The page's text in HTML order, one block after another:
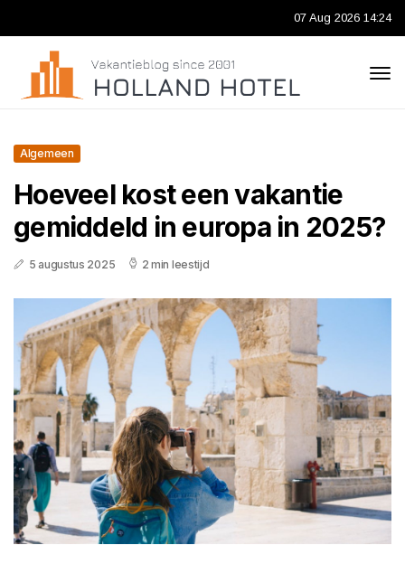
07 Aug 2026 14:24
Algemeen
Hoeveel kost een vakantie
gemiddeld in europa in 2025?
5 augustus 2025 2 min leestijd